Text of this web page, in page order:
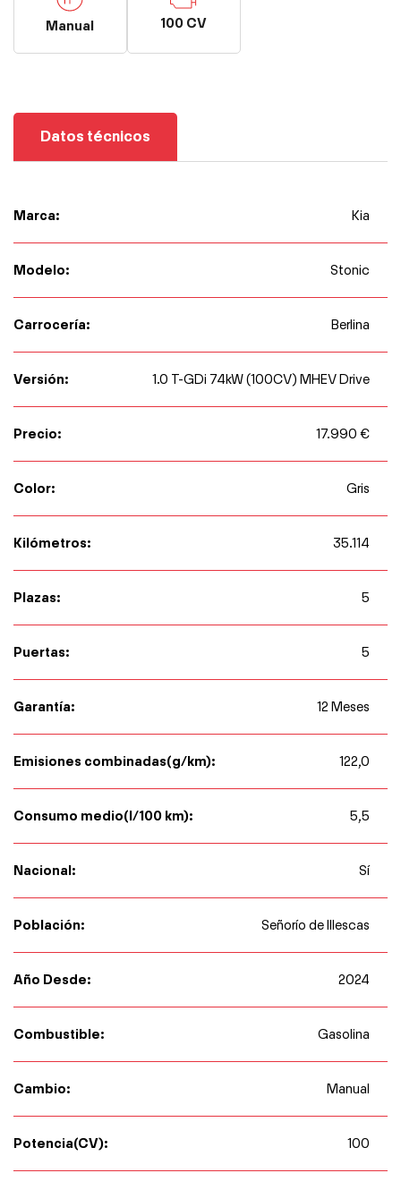
Manual 100 CV
Datos técnicos
Marca: Kia
Modelo: Stonic
Carrocería: Berlina
Versión: 1.0 T-GDi 74kW (100CV) MHEV Drive
Precio: 17.990 €
Color: Gris
Kilómetros: 35.114
Plazas: 5
Puertas: 5
Garantía: 12 Meses
Emisiones combinadas(g/km): 122,0
Consumo medio(l/100 km): 5,5
Nacional: Sí
Población: Señorío de Illescas
Año Desde: 2024
Combustible: Gasolina
Cambio: Manual
Potencia(CV): 100